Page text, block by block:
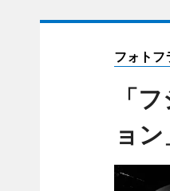
フォトフ
「
ョ